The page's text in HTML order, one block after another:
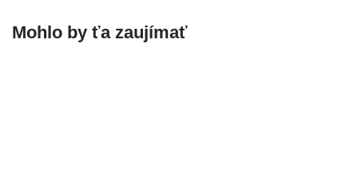
Mohlo by ťa zaujímať